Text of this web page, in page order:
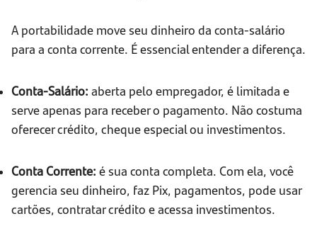
A portabilidade move seu dinheiro da conta-salário
para a conta corrente. É essencial entender a diferença.
Conta-Salário: aberta pelo empregador, é limitada e
serve apenas para receber o pagamento. Não costuma
oferecer crédito, cheque especial ou investimentos.
Conta Corrente: é sua conta completa. Com ela, você
gerencia seu dinheiro, faz Pix, pagamentos, pode usar
cartões, contratar crédito e acessa investimentos.